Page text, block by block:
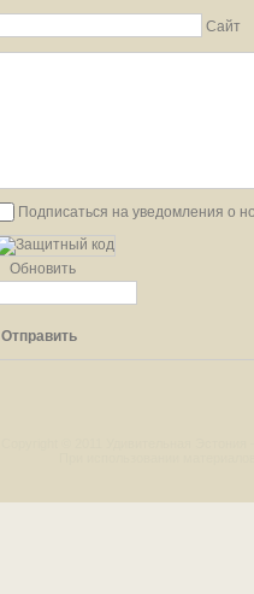
Сайт
Подписаться на уведомления о
Обновить
Отправить